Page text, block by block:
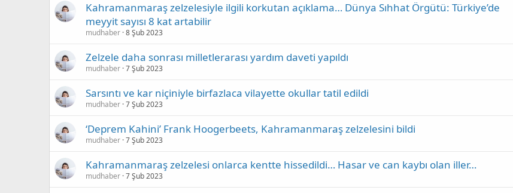
Kahramanmaraş zelzelesiyle ilgili korkutan açıklama… Dünya Sıhhat Örgütü: Türkiye’de
meyyit sayısı 8 kat artabilir
mudhaber 8 Şub 2023
Zelzele daha sonrası milletlerarası yardım daveti yapıldı
mudhaber 7 Şub 2023
Sarsıntı ve kar niçiniyle birfazlaca vilayette okullar tatil edildi
mudhaber 7 Şub 2023
‘Deprem Kahini’ Frank Hoogerbeets, Kahramanmaraş zelzelesini bildi
mudhaber 7 Şub 2023
Kahramanmaraş zelzelesi onlarca kentte hissedildi… Hasar ve can kaybı olan iller…
mudhaber 7 Şub 2023